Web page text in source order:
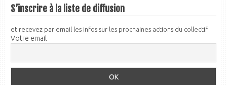
S’inscrire à la liste de diffusion
et recevez par email les infos sur les prochaines actions du collectif
Votre email